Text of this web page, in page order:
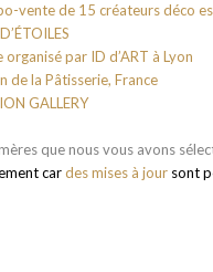
vente de 15 créateurs déco
par ID d’ART à Lyon
de la Pâtisserie, France
GALLERY
que nous vous avons
cardes mises à jour sont